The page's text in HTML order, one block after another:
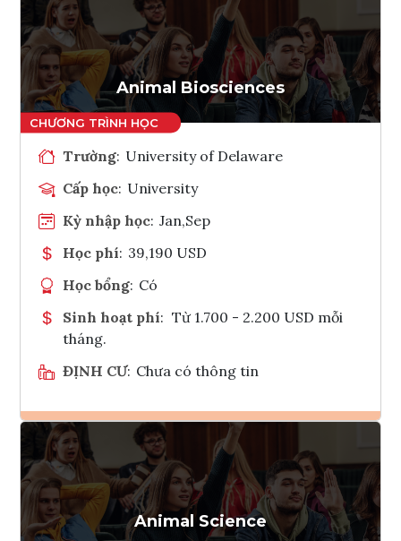
Ghi danh
Tham vấn Interlink
Animal Biosciences
Trường: University of Delaware
Cấp học: University
Kỳ nhập học: Jan,Sep
Học phí: 39,190 USD
Học bổng: Có
Sinh hoạt phí: Từ 1.700 - 2.200 USD mỗi
tháng.
ĐỊNH CƯ: Chưa có thông tin
Ghi danh
Tham vấn Interlink
Animal Science